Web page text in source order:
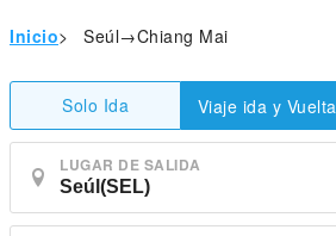
Inicio> Seúl→Chiang Mai
Solo Ida Viaje ida y Vuelta
LUGAR DE SALIDA